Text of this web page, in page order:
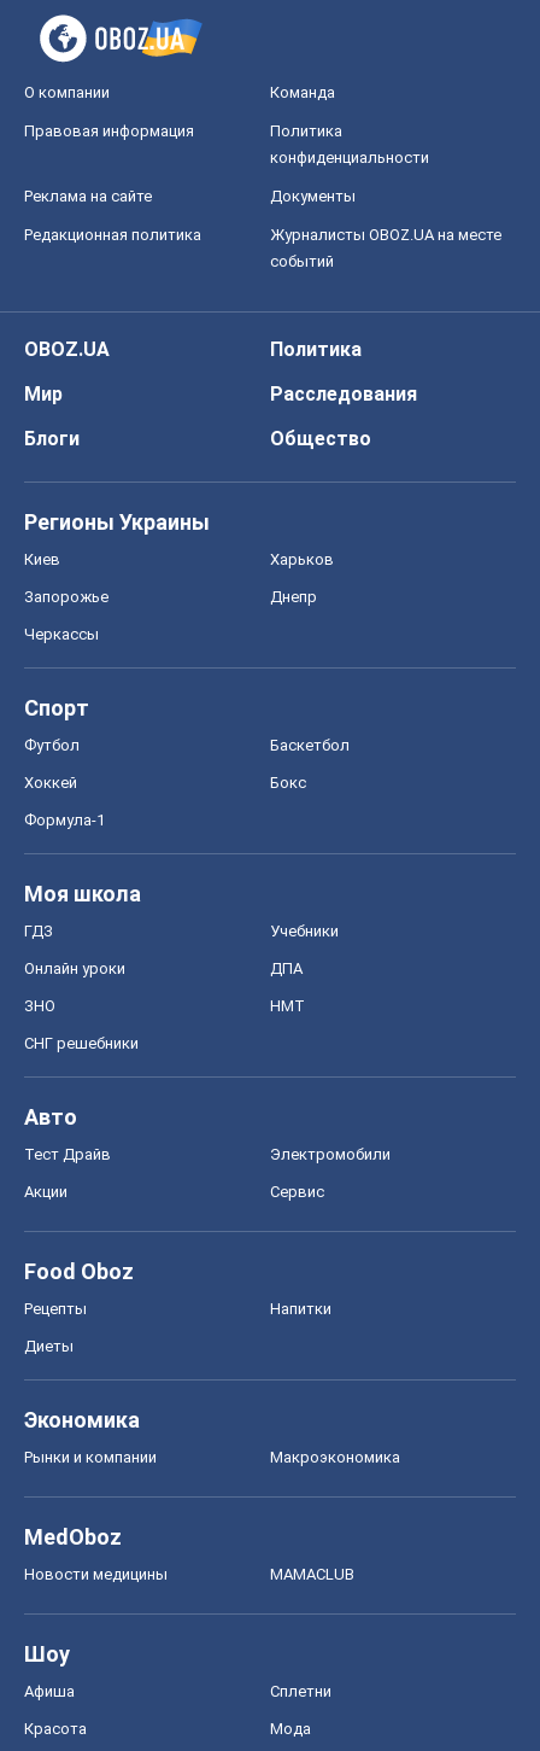
О компании Команда
Правовая информация
Политика
конфиденциальности
Реклама на сайте Документы
Редакционная политика
Журналисты OBOZ.UA на месте
событий
OBOZ.UA
Политика
Мир
Расследования
Блоги
Общество
Регионы Украины
Киев Харьков
Запорожье Днепр
Черкассы
Спорт
Футбол Баскетбол
Хоккей Бокс
Формула-1
Моя школа
ГДЗ Учебники
Онлайн уроки ДПА
ЗНО НМТ
СНГ решебники
Авто
Тест Драйв Электромобили
Акции Сервис
Food Oboz
Рецепты Напитки
Диеты
Экономика
Рынки и компании Mакроэкономика
MedOboz
Новости медицины MAMACLUB
Шоу
Афиша Сплетни
Красота Мода